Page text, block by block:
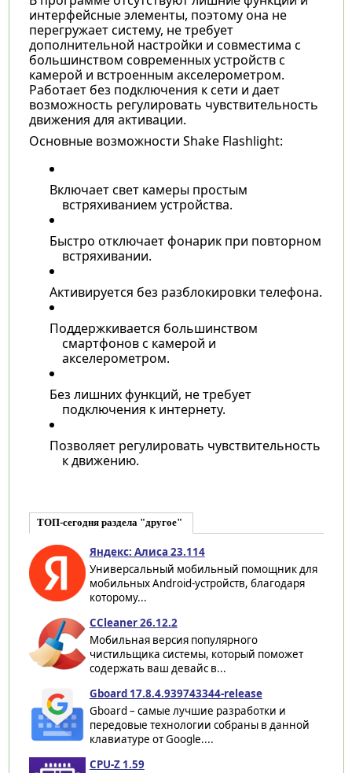
интерфейсные элементы, поэтому она не
перегружает систему, не требует
дополнительной настройки и совместима с
большинством современных устройств с
камерой и встроенным акселерометром.
Работает без подключения к сети и дает
возможность регулировать чувствительность
движения для активации.
Основные возможности Shake Flashlight:
Включает свет камеры простым
встряхиванием устройства.
Быстро отключает фонарик при повторном
встряхивании.
Активируется без разблокировки телефона.
Поддержкивается большинством
смартфонов с камерой и
акселерометром.
Без лишних функций, не требует
подключения к интернету.
Позволяет регулировать чувствительность
к движению.
ТОП-сегодня раздела "другое"
Яндекс: Алиса 23.114
Универсальный мобильный помощник для
мобильных Android-устройств, благодаря
которому...
CCleaner 26.12.2
Мобильная версия популярного
чистильщика системы, который поможет
содержать ваш девайс в...
Gboard 17.8.4.939743344-release
Gboard – самые лучшие разработки и
передовые технологии собраны в данной
клавиатуре от Google....
CPU-Z 1.59